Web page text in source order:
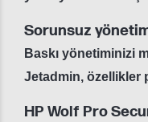
Sorunsuz
Baskı yönetiminizi
Jetadmin, özellikler
HP Wolf Pro